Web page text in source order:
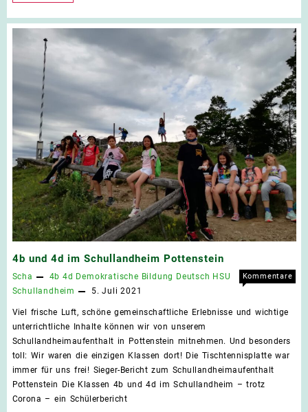
4.
Klassen
auf
Feuerstein
4b und 4d im Schullandheim Pottenstein
Scha 4b 4d Demokratische Bildung Deutsch HSU
Schullandheim
5. Juli 2021
Kommentare
im
Viel frische Luft, schöne gemeinschaftliche Erlebnisse und wichtige
unterrichtliche Inhalte können wir von unserem
Schullandheimaufenthalt in Pottenstein mitnehmen. Und besonders
toll: Wir waren die einzigen Klassen dort! Die Tischtennisplatte war
immer für uns frei! Sieger-Bericht zum Schullandheimaufenthalt
Pottenstein Die Klassen 4b und 4d im Schullandheim – trotz
Corona – ein Schülerbericht